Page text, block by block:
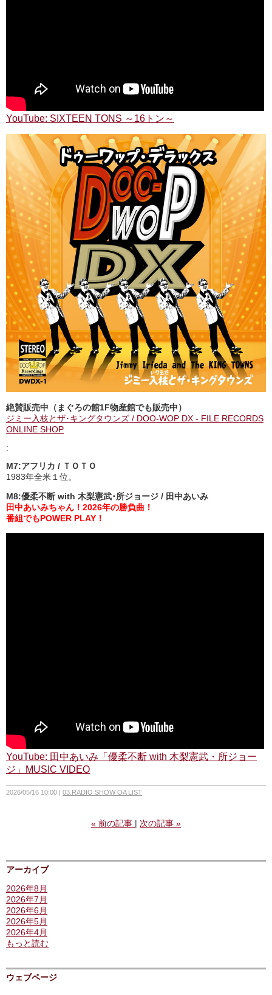
YouTube: SIXTEEN TONS ～16トン～
絶賛販売中（まぐろの館1F物産館でも販売中）
ジミー入枝とザ･キングタウンズ / DOO-WOP DX - FILE RECORDS
ONLINE SHOP
:
M7:アフリカ / ＴＯＴＯ
1983年全米１位。
M8:優柔不断 with 木梨憲武･所ジョージ / 田中あいみ
田中あいみちゃん！2026年の勝負曲！
番組でもPOWER PLAY！
YouTube: 田中あいみ「優柔不断 with 木梨憲武・所ジョー
ジ」MUSIC VIDEO
2026/05/16 10:00 03.RADIO SHOW OA LIST
« 前の記事 次の記事 »
アーカイブ
2026年8月
2026年7月
2026年6月
2026年5月
2026年4月
もっと読む
ウェブページ